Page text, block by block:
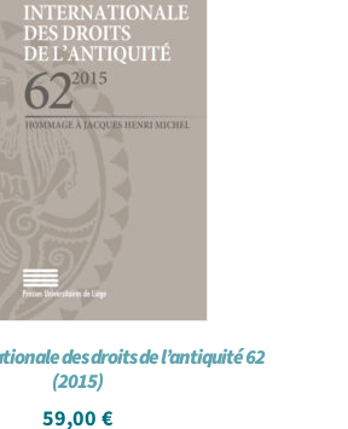
des droits de l’antiquité 62
(2015)
59,00 €